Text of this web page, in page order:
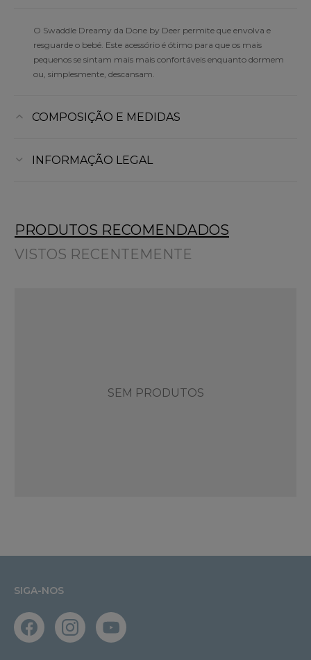
O Swaddle Dreamy da Done by Deer permite que envolva e
resguarde o bebé. Este acessório é ótimo para que os mais
pequenos se sintam mais mais confortáveis enquanto dormem
ou, simplesmente, descansam.
COMPOSIÇÃO E MEDIDAS
INFORMAÇÃO LEGAL
PRODUTOS RECOMENDADOS
VISTOS RECENTEMENTE
SEM PRODUTOS
SIGA-NOS